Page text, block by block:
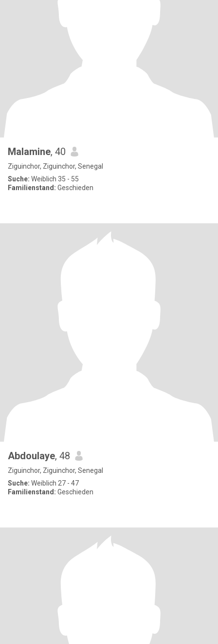
Malamine, 40
Ziguinchor, Ziguinchor, Senegal
Suche: Weiblich 35 - 55
Familienstand: Geschieden
Abdoulaye, 48
Ziguinchor, Ziguinchor, Senegal
Suche: Weiblich 27 - 47
Familienstand: Geschieden